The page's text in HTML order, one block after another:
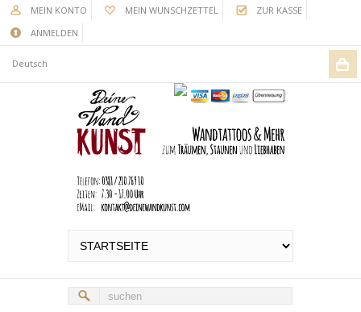
MEIN KONTO MEIN WUNSCHZETTEL
ZUR KASSE
ANMELDEN
Deutsch